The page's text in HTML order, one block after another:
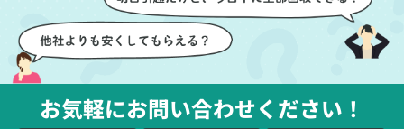
お気軽にお問い合わせください！